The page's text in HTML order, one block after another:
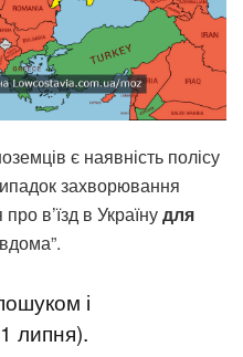
є наявність полісу
захворювання
в’їзд в Українудля
і
липня).